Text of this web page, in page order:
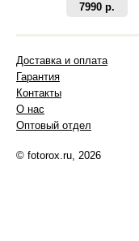
7990 р.
Доставка и оплата
Гарантия
Контакты
О нас
Оптовый отдел
© fotorox.ru, 2026